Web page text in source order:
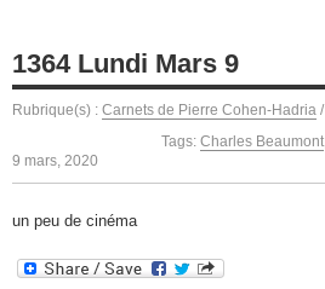
1364 Lundi Mars 9
Rubrique(s) : Carnets de Pierre Cohen-Hadria /
Tags: Charles Beaumont
9 mars, 2020
un peu de cinéma